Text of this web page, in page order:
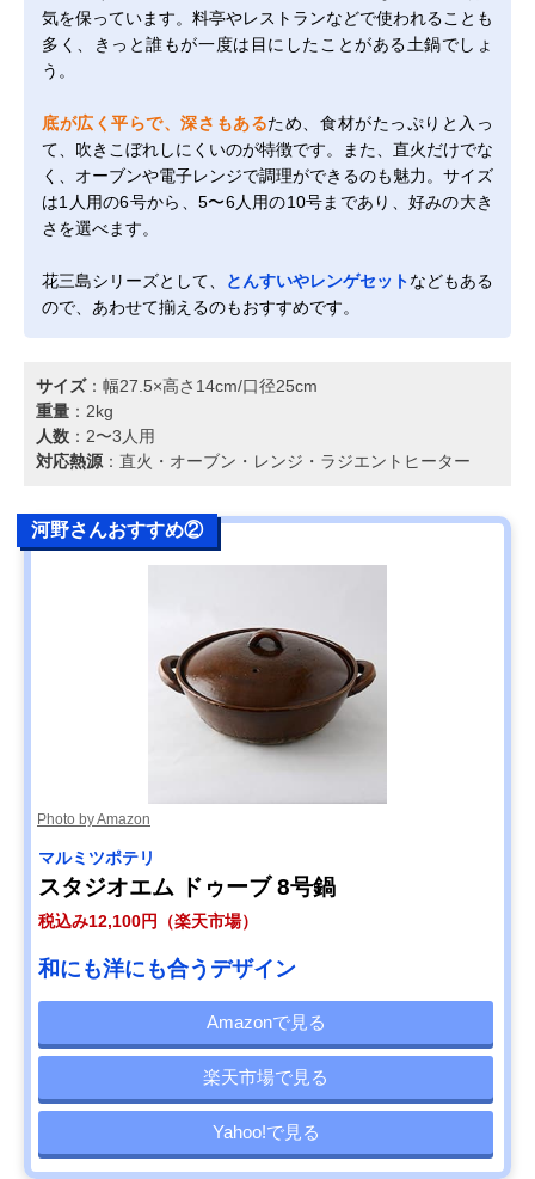
気を保っています。料亭やレストランなどで使われることも
多く、きっと誰もが一度は目にしたことがある土鍋でしょ
う。
底が広く平らで、深さもあるため、食材がたっぷりと入っ
て、吹きこぼれしにくいのが特徴です。また、直火だけでな
く、オーブンや電子レンジで調理ができるのも魅力。サイズ
は1人用の6号から、5〜6人用の10号まであり、好みの大き
さを選べます。
花三島シリーズとして、 とんすいやレンゲセットなどもある
ので、あわせて揃えるのもおすすめです。
サイズ：幅27.5×高さ14cm/口径25cm
重量 ：2kg
人数 ：2〜3人用
対応熱源 ：直火・オーブン・レンジ・ラジエントヒーター
河野さんおすすめ②
Photo by Amazon
マルミツポテリ
スタジオエム ドゥーブ 8号鍋
税込み12,100円（楽天市場）
和にも洋にも合うデザイン
Amazonで見る
楽天市場で見る
Yahoo!で見る